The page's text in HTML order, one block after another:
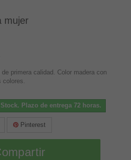
mujer
primera calidad. Color madera con
colores.
Plazo de entrega 72 horas.
Pinterest